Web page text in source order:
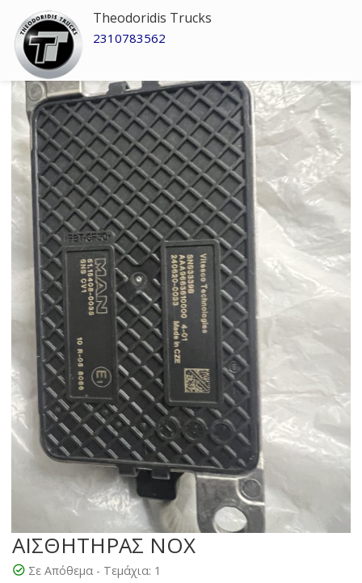
Theodoridis Trucks
2310783562
ΑΙΣΘΗΤΗΡΑΣ NOX
Σε Απόθεμα - Τεμάχια: 1